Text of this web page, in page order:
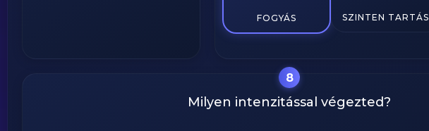
FOGYÁS SZINTEN TARTÁS
8
Milyen intenzitással végezted?